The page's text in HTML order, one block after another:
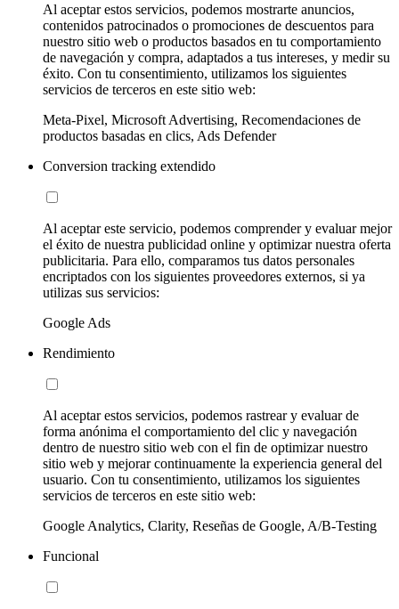
Al aceptar estos servicios, podemos mostrarte anuncios,
contenidos patrocinados o promociones de descuentos para
nuestro sitio web o productos basados en tu comportamiento
de navegación y compra, adaptados a tus intereses, y medir su
éxito. Con tu consentimiento, utilizamos los siguientes
servicios de terceros en este sitio web:
Meta-Pixel, Microsoft Advertising, Recomendaciones de
productos basadas en clics, Ads Defender
Conversion tracking extendido
Al aceptar este servicio, podemos comprender y evaluar mejor
el éxito de nuestra publicidad online y optimizar nuestra oferta
publicitaria. Para ello, comparamos tus datos personales
encriptados con los siguientes proveedores externos, si ya
utilizas sus servicios:
Google Ads
Rendimiento
Al aceptar estos servicios, podemos rastrear y evaluar de
forma anónima el comportamiento del clic y navegación
dentro de nuestro sitio web con el fin de optimizar nuestro
sitio web y mejorar continuamente la experiencia general del
usuario. Con tu consentimiento, utilizamos los siguientes
servicios de terceros en este sitio web:
Google Analytics, Clarity, Reseñas de Google, A/B-Testing
Funcional